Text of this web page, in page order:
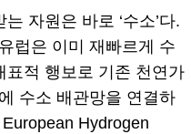
자원은 바로 ‘수소’다.
럽은 이미 재빠르게 수
표적 행보로 기존 천연가
수소 배관망을 연결하
Hydrogen